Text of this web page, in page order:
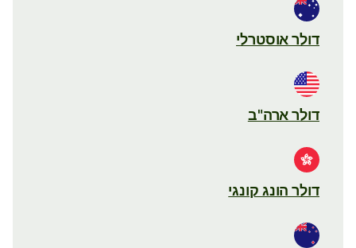
דולר אוסטרלי
דולר ארה"ב
דולר הונג קונגי